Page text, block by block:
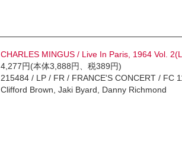
CHARLES MINGUS / Live In Paris, 1964 Vol.
4,277円(本体3,888円、税389円)
215484 / LP / FR / FRANCE'S CONCERT / FC
Clifford Brown, Jaki Byard, Danny Richmond